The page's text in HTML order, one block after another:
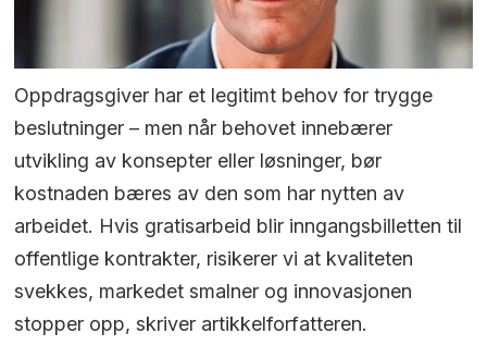
Oppdragsgiver har et legitimt behov for trygge
beslutninger – men når behovet innebærer
utvikling av konsepter eller løsninger, bør
kostnaden bæres av den som har nytten av
arbeidet. Hvis gratisarbeid blir inngangsbilletten til
offentlige kontrakter, risikerer vi at kvaliteten
svekkes, markedet smalner og innovasjonen
stopper opp, skriver artikkelforfatteren.